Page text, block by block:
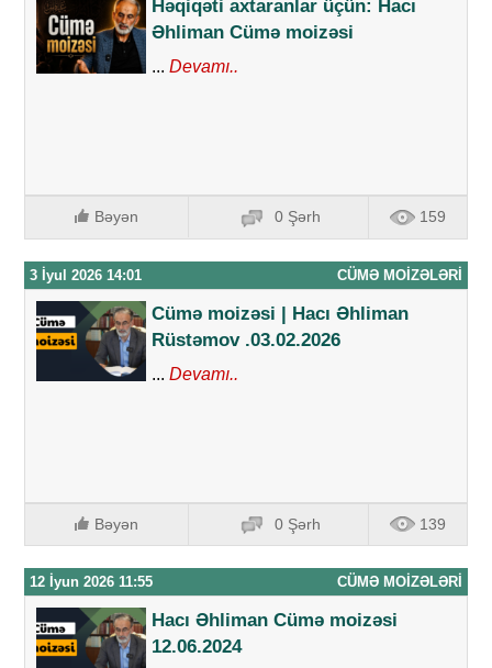
Həqiqəti axtaranlar üçün: Hacı
Əhliman Cümə moizəsi
... Devamı..
Bəyən 0 Şərh 159
3 İyul 2026 14:01 CÜMƏ MOIZƏLƏRI
Cümə moizəsi | Hacı Əhliman
Rüstəmov .03.02.2026
... Devamı..
Bəyən 0 Şərh 139
12 İyun 2026 11:55 CÜMƏ MOIZƏLƏRI
Hacı Əhliman Cümə moizəsi
12.06.2024